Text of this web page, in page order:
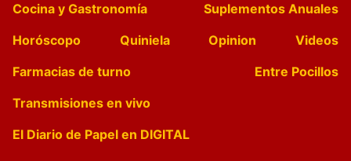
Cocina y Gastronomía
Suplementos Anuales
Horóscopo
Quiniela Opinion
Videos
Farmacias de turno
Entre Pocillos
Transmisiones en vivo
El Diario de Papel en DIGITAL